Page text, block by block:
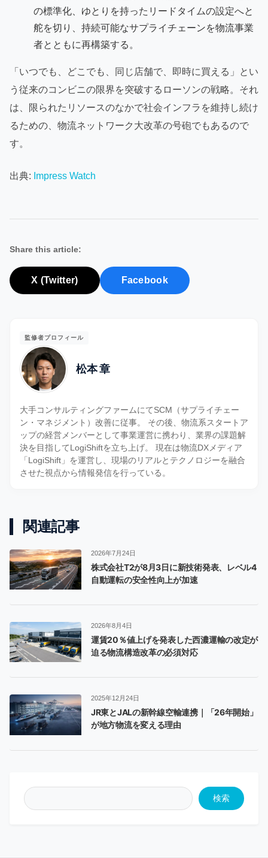
の標準化、ゆとりを持ったリードタイムの設定へと
舵を切り、持続可能なサプライチェーンを物流事業
者とともに再構築する。
「いつでも、どこでも、同じ店舗で、即時に買える」とい
う従来のコンビニの限界を突破するローソンの戦略。それ
は、限られたリソースのなかで社会インフラを維持し続け
るための、物流ネットワーク大改革の号砲でもあるので
す。
出典: Impress Watch
Share this article:
X (Twitter) Facebook
監修者プロフィール
松本 章
大手コンサルティングファームにてSCM（サプライチェー
ン・マネジメント）改善に従事。 その後、物流系スタートア
ップの経営メンバーとして事業運営に携わり、業界の課題解
決を目指してLogiShiftを立ち上げ。 現在は物流DXメディア
「LogiShift」を運営し、現場のリアルとテクノロジーを融合
させた視点から情報発信を行っている。
関連記事
2026年7月24日
株式会社T2が8月3日に新技術発表、レベル4
自動運転の安全性向上が加速
2026年8月4日
運賃20％値上げを発表した西濃運輸の改定が
迫る物流構造改革の必須対応
2025年12月24日
JR東とJALの新幹線空輸連携｜「26年開始」
が地方物流を変える理由
検索